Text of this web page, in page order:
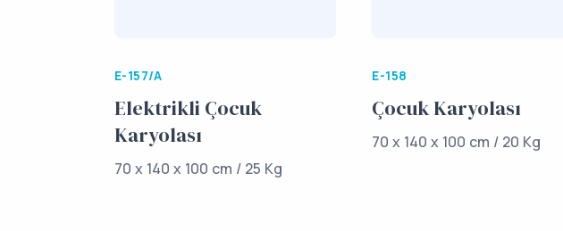
E-157/A
Elektrikli Çocuk
Karyolası
70 x 140 x 100 cm / 25 Kg
E-158
Çocuk Karyolası
70 x 140 x 100 cm / 20 Kg